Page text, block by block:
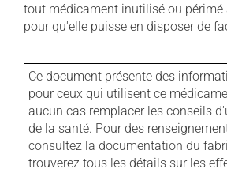
tout médicament inutilisé ou périmé
pour qu'elle puisse en disposer de
Ce document présente des
pour ceux qui utilisent ce
aucun cas remplacer les conseils
de la santé. Pour des
consultez la documentation du
trouverez tous les détails sur les